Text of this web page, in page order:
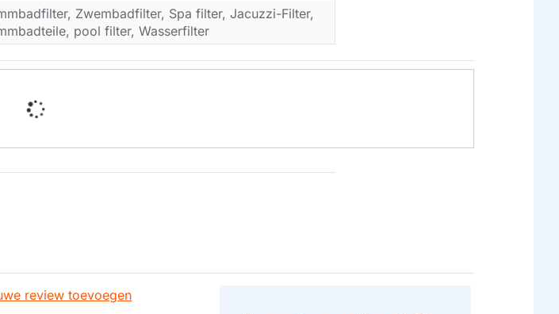
Zwembadfilter, Spa filter, Jacuzzi-Filter,
pool filter, Wasserfilter
review toevoegen